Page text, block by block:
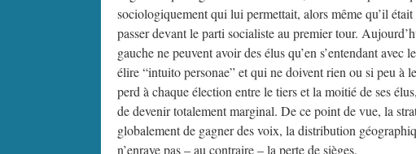
sociologiquement qui lui permettait, alors même qu’il
passer devant le parti socialiste au premier tour.
gauche ne peuvent avoir des élus qu’en s’entendant
élire “intuito personae” et qui ne doivent rien ou si peu à
perd à chaque élection entre le tiers et la moitié de ses
de devenir totalement marginal. De ce point de vue, la
globalement de gagner des voix, la distribution
n’enraye pas – au contraire – la perte de sièges.